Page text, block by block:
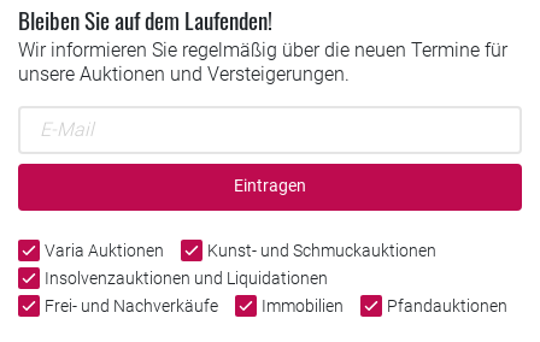
Bleiben Sie auf dem Laufenden!
Wir informieren Sie regelmäßig über die neuen Termine für
unsere Auktionen und Versteigerungen.
Eintragen
Varia Auktionen
Kunst- und Schmuckauktionen
Insolvenzauktionen und Liquidationen
Frei- und Nachverkäufe
Immobilien Pfandauktionen